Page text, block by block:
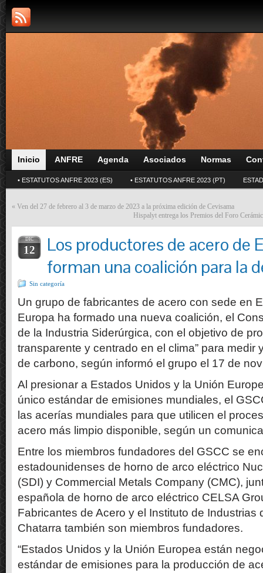
Inicio ANFRE Agenda Asociados Normas
• ESTATUTOS ANFRE 2023 (ES) • ESTATUTOS ANFRE 2023 (PT)
« Ven del 27 de febrero al 3 de marzo de 2023 a la próxima edición de Cevisama
Hispalyt entrega los Premios del Foro
DIC
12
Los productores de acero de
forman una coalición para la
Sin categoría
Un grupo de fabricantes de acero con sede en
Europa ha formado una nueva coalición, el
de la Industria Siderúrgica, con el objetivo de
transparente y centrado en el clima” para medir
de carbono, según informó el grupo el 17 de
Al presionar a Estados Unidos y la Unión
único estándar de emisiones mundiales, el
las acerías mundiales para que utilicen el
acero más limpio disponible, según un
Entre los miembros fundadores del GSCC se
estadounidenses de horno de arco eléctrico
(SDI) y Commercial Metals Company (CMC),
española de horno de arco eléctrico CELSA
Fabricantes de Acero y el Instituto de Industrias
Chatarra también son miembros fundadores.
“Estados Unidos y la Unión Europea están
estándar de emisiones para la producción de